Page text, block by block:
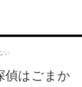
い
偵はごまか